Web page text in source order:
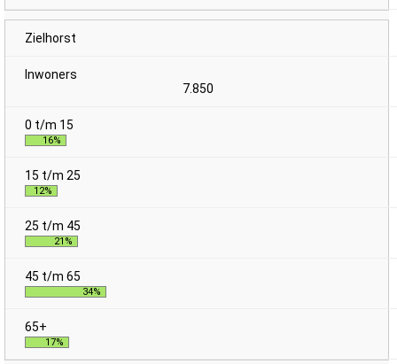
Zielhorst
7.850
16%
12%
21%
34%
17%